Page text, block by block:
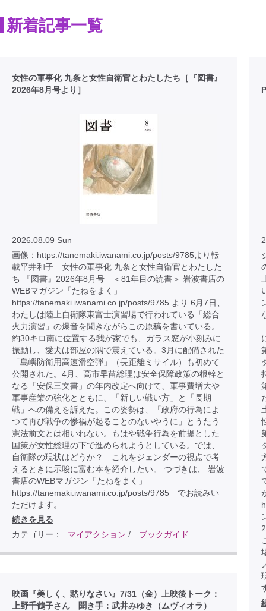
新着記事一覧
女性の軍事化 九条と女性自衛官とわたしたち［『図書』
2026年8月号より］
2026.08.09 Sun
画像：https://tanemaki.iwanami.co.jp/posts/9785より転
載平井和子 女性の軍事化 九条と女性自衛官とわたした
ち 『図書』2026年8月号 ＜81年目の読書＞ 岩波書店の
WEBマガジン「たねをまく」
https://tanemaki.iwanami.co.jp/posts/9785 より 6月7日、
わたしは陸上自衛隊東富士演習場で行われている「総合
火力演習」の爆音を聞きながらこの原稿を書いている。
約30キロ南に位置する我が家でも、ガラス窓が小刻みに
振動し、愛犬は部屋の隅で震えている。3月に配備された
「島嶼防衛用高速滑空弾」（長距離ミサイル）も初めて
公開された。4月、高市早苗総理は安全保障政策の根幹と
なる「安保三文書」の年内改定へ向けて、軍事費増大や
軍事産業の強化とともに、「新しい戦い方」と「長期
戦」への備えを訴えた。この姿勢は、「政府の行為によ
つて再び戦争の惨禍が起ることのないやうに」とうたう
憲法前文とは相いれない。もはや戦争行為を前提とした
国策が女性総理の下で進められようとしている。では、
自衛隊の現状はどうか？ これをジェンダーの視点で考
えるときに示唆に富む本を紹介したい。 つづきは、 岩波
書店のWEBマガジン「たねをまく」
https://tanemaki.iwanami.co.jp/posts/9785 でお読みい
ただけます。
続きを見る
カテゴリー：
マイアクション / ブックガイド
映画『美しく、黙りなさい』7/31（金）上映後トーク：
上野千鶴子さん 聞き手：武井みゆき（ムヴィオラ）